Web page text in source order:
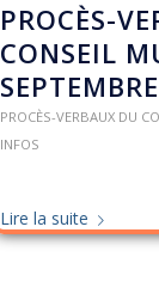
PROCÈS-
CONSEIL
PROCÈS-VERBAUX DU
INFOS
Lire la suite